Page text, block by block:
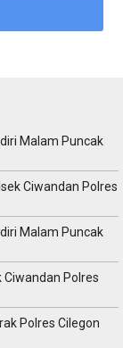
Malam Puncak
Ciwandan Polres
Malam Puncak
Polres
Polres Cilegon